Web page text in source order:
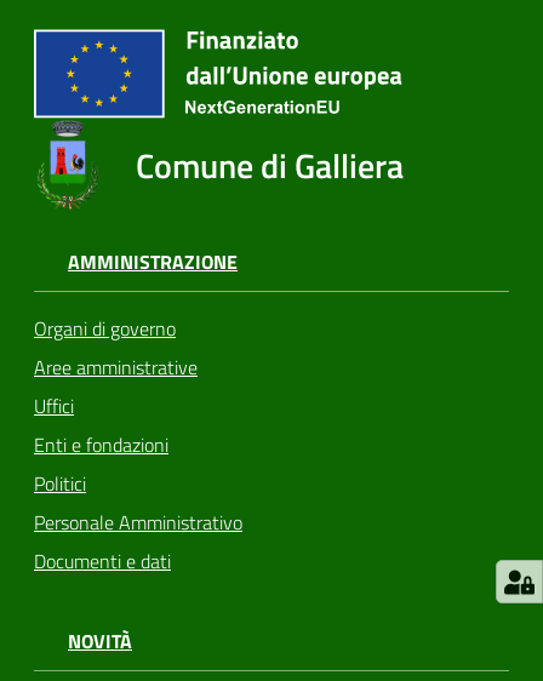
Comune di Galliera
AMMINISTRAZIONE
Organi di governo
Aree amministrative
Uffici
Enti e fondazioni
Politici
Personale Amministrativo
Documenti e dati
NOVITÀ